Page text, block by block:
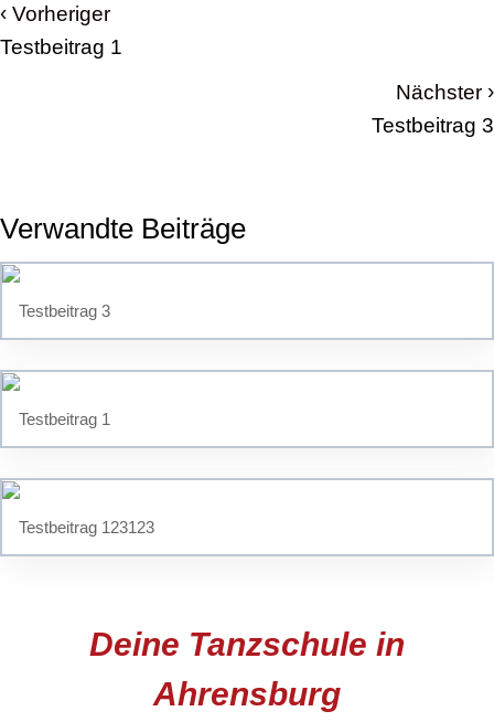
‹ Vorheriger
Testbeitrag 1
Nächster ›
Testbeitrag 3
Verwandte Beiträge
Testbeitrag 3
Testbeitrag 1
Testbeitrag 123123
Deine Tanzschule in
Ahrensburg